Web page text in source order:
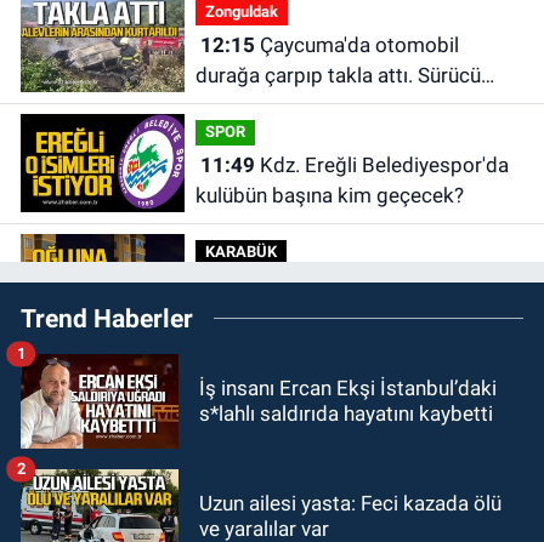
Zonguldak
12:15
durağa çarpıp takla attı. Sürücü
alevlerin arasından kurtarıldı.
SPOR
11:49
kulübün başına kim geçecek?
KARABÜK
11:45Karabük'te oğluna mesaj
attığını iddia ettiği genci darp etti.
10:14Polis Akademisi Başkanlığı
3 bin 250 polis öğrencisi alacak.
00:22Emirhan Erdem YENİ Parti İl
Trend Haberler
İş insanı Ercan Ekşi İstanbul’daki
s*lahlı saldırıda hayatını kaybetti
1
Uzun ailesi yasta: Feci kazada ölü
ve yaralılar var
2